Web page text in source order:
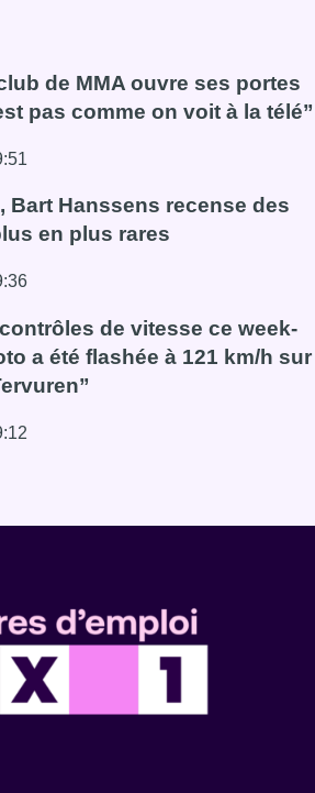
de MMA ouvre ses portes
pas comme on voit à la télé”
club de MMA ouvre ses portes à
Bart Hanssens recense des
en plus rares
Bart Hanssens recense des
de vitesse ce week-
a été flashée à 121 km/h sur
de contrôles de vitesse ce week-